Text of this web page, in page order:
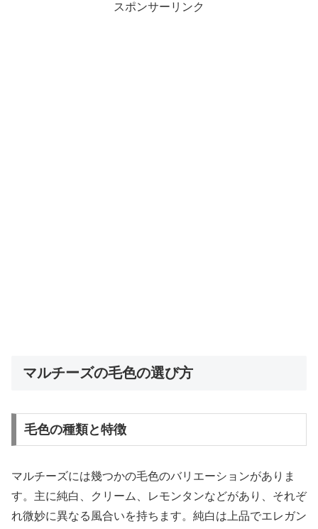
スポンサーリンク
マルチーズの毛色の選び方
毛色の種類と特徴
マルチーズには幾つかの毛色のバリエーションがありま
す。主に純白、クリーム、レモンタンなどがあり、それぞ
れ微妙に異なる風合いを持ちます。純白は上品でエレガン